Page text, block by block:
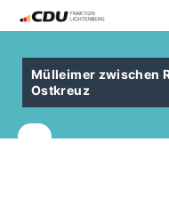
Mülleimer zwischen
Ostkreuz